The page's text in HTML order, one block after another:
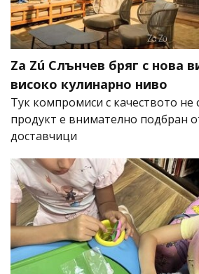
Za Zú Слънчев бряг с нова
високо кулинарно ниво
Тук компромиси с качеството не
продукт е внимателно подбран
доставчици